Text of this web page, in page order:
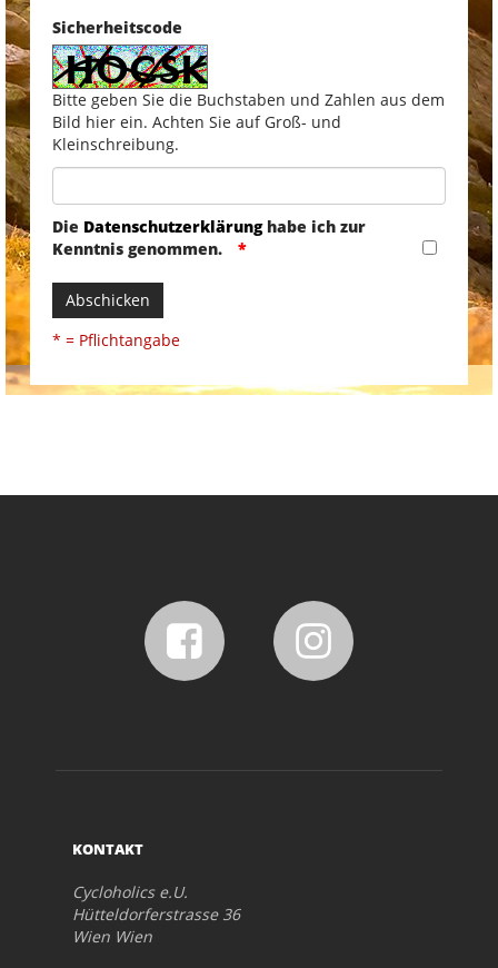
Sicherheitscode
Bitte geben Sie die Buchstaben und Zahlen aus dem
Bild hier ein. Achten Sie auf Groß- und
Kleinschreibung.
Die Datenschutzerklärunghabe ich zur
Kenntnis genommen.
Abschicken
* = Pflichtangabe
KONTAKT
Cycloholics e.U.
Hütteldorferstrasse 36
Wien Wien